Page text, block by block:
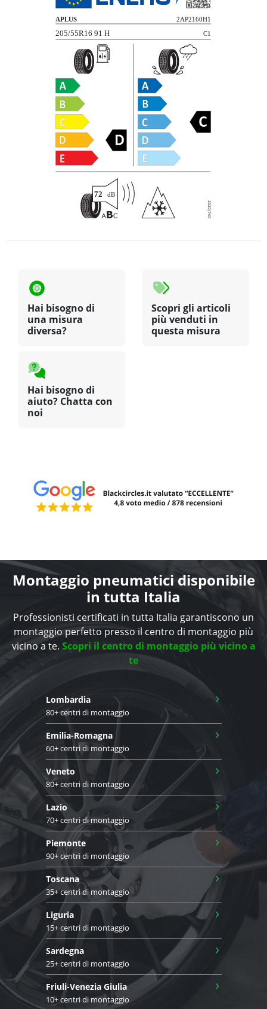
Hai bisogno di
una misura
diversa?
Scopri gli articoli
più venduti in
questa misura
Hai bisogno di
aiuto? Chatta con
noi
Montaggio pneumatici disponibile
in tutta Italia
Professionisti certificati in tutta Italia garantiscono un
montaggio perfetto presso il centro di montaggio più
vicino a te. Scopri il centro di montaggio più vicino a
te
Lombardia
80+ centri di montaggio
›
Emilia-Romagna
60+ centri di montaggio
›
Veneto
80+ centri di montaggio
›
Lazio
70+ centri di montaggio
›
Piemonte
90+ centri di montaggio
›
Toscana
35+ centri di montaggio
›
Liguria
15+ centri di montaggio
›
Sardegna
25+ centri di montaggio
›
Friuli-Venezia Giulia
10+ centri di montaggio
›